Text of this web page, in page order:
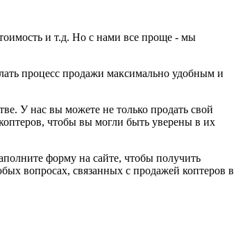
и т.д. Но с нами все проще - мы
процесс продажи максимально удобным и
У нас вы можете не только продать свой
чтобы вы могли быть уверены в их
форму на сайте, чтобы получить
вопросах, связанных с продажей коптеров в